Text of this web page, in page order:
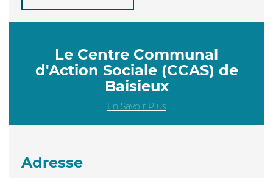
Le Centre Communal
d'Action Sociale (CCAS) de
Baisieux
En Savoir Plus
Adresse